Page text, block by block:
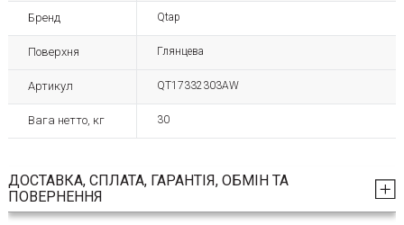
Бренд Qtap
Поверхня Глянцева
Артикул QT17332303AW
Вага нетто, кг 30
ДОСТАВКА, СПЛАТА, ГАРАНТІЯ, ОБМІН ТА
ПОВЕРНЕННЯ